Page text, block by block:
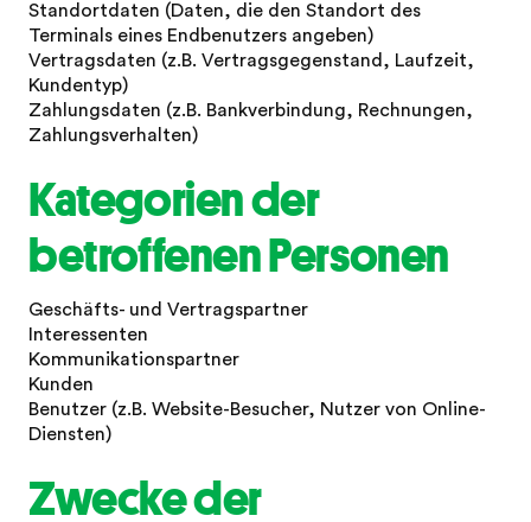
Standortdaten (Daten, die den Standort des
Terminals eines Endbenutzers angeben)
Vertragsdaten (z.B. Vertragsgegenstand, Laufzeit,
Kundentyp)
Zahlungsdaten (z.B. Bankverbindung, Rechnungen,
Zahlungsverhalten)
Kategorien der
betroffenen Personen
Geschäfts- und Vertragspartner
Interessenten
Kommunikationspartner
Kunden
Benutzer (z.B. Website-Besucher, Nutzer von Online-
Diensten)
Zwecke der